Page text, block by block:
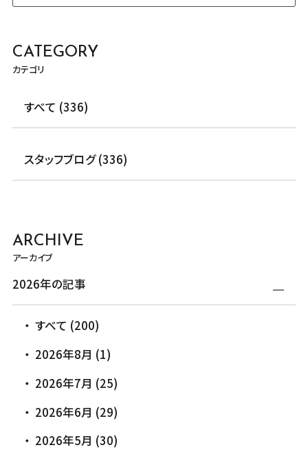
CATEGORY
カテゴリ
すべて (336)
スタッフブログ (336)
ARCHIVE
アーカイブ
2026年の記事
すべて (200)
2026年8月 (1)
2026年7月 (25)
2026年6月 (29)
2026年5月 (30)